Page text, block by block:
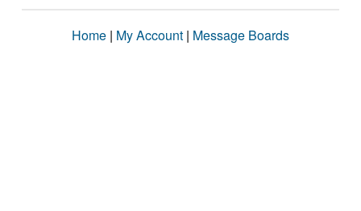
Home | My Account | Message Boards